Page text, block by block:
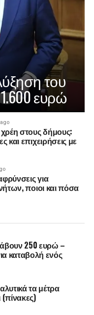
του
ευρώ
στους δήμους:
και επιχειρήσεις με
για
ποιοι και πόσα
250 ευρώ –
καταβολή ενός
τα μέτρα
(πίνακες)